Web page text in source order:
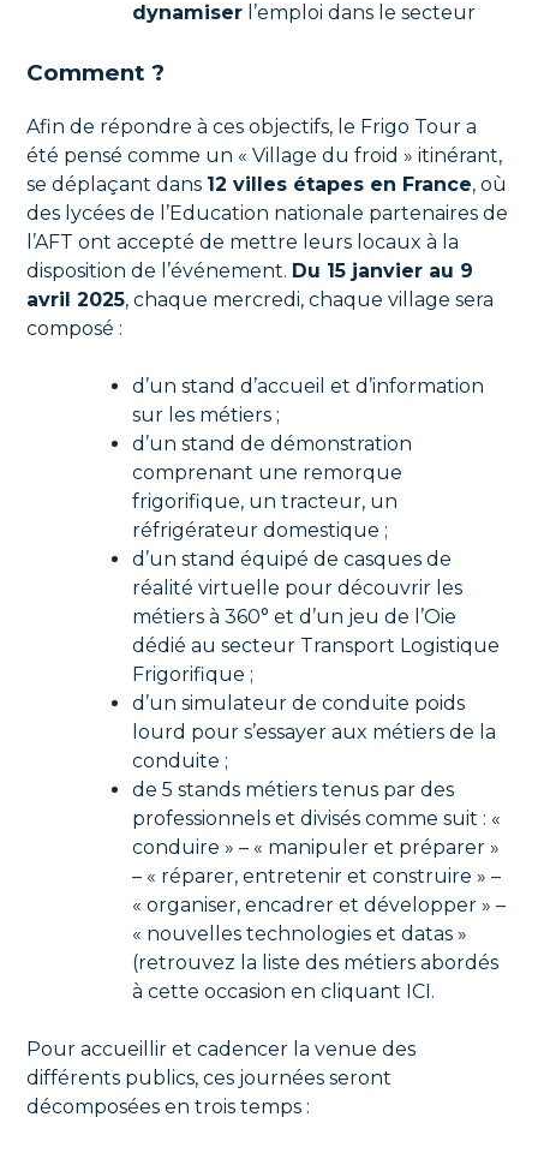
dynamiser l’emploi dans le secteur
Comment ?
Afin de répondre à ces objectifs, le Frigo Tour a
été pensé comme un « Village du froid » itinérant,
se déplaçant dans 12 villes étapes en France, où
des lycées de l’Education nationale partenaires de
l’AFT ont accepté de mettre leurs locaux à la
disposition de l’événement. Du 15 janvier au 9
avril 2025, chaque mercredi, chaque village sera
composé :
d’un stand d’accueil et d’information
sur les métiers ;
d’un stand de démonstration
comprenant une remorque
frigorifique, un tracteur, un
réfrigérateur domestique ;
d’un stand équipé de casques de
réalité virtuelle pour découvrir les
métiers à 360° et d’un jeu de l’Oie
dédié au secteur Transport Logistique
Frigorifique ;
d’un simulateur de conduite poids
lourd pour s’essayer aux métiers de la
conduite ;
de 5 stands métiers tenus par des
professionnels et divisés comme suit : «
conduire » – « manipuler et préparer »
– « réparer, entretenir et construire » –
« organiser, encadrer et développer » –
« nouvelles technologies et datas »
(retrouvez la liste des métiers abordés
à cette occasion en cliquant ICI.
Pour accueillir et cadencer la venue des
différents publics, ces journées seront
décomposées en trois temps :